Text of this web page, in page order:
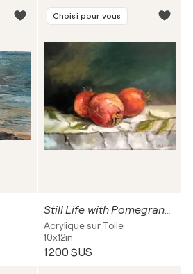
Choisi pour vous
Still Life with Pomegranate
Acrylique sur Toile
10x12in
1 200 $US